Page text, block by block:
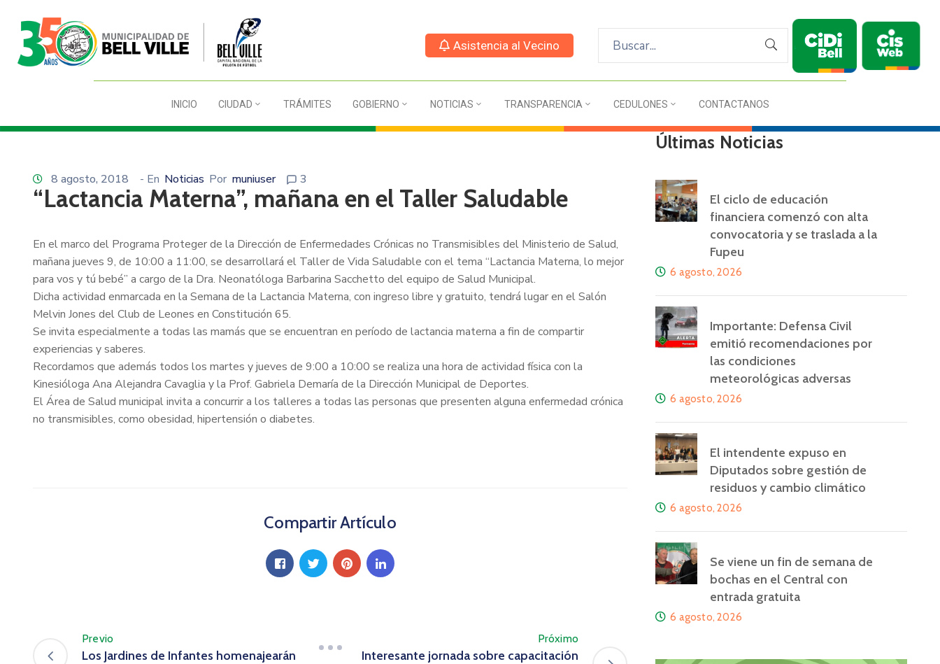
Asistencia al Vecino
INICIO CIUDAD TRÁMITES GOBIERNO NOTICIAS TRANSPARENCIA CEDULONES CONTACTANOS
8 agosto, 2018 - En Noticias Por muniuser 3
“Lactancia Materna”, mañana en el Taller Saludable
En el marco del Programa Proteger de la Dirección de Enfermedades Crónicas no Transmisibles del Ministerio de Salud,
mañana jueves 9, de 10:00 a 11:00, se desarrollará el Taller de Vida Saludable con el tema “Lactancia Materna, lo mejor
para vos y tú bebé” a cargo de la Dra. Neonatóloga Barbarina Sacchetto del equipo de Salud Municipal.
Dicha actividad enmarcada en la Semana de la Lactancia Materna, con ingreso libre y gratuito, tendrá lugar en el Salón
Melvin Jones del Club de Leones en Constitución 65.
Se invita especialmente a todas las mamás que se encuentran en período de lactancia materna a fin de compartir
experiencias y saberes.
Recordamos que además todos los martes y jueves de 9:00 a 10:00 se realiza una hora de actividad física con la
Kinesióloga Ana Alejandra Cavaglia y la Prof. Gabriela Demaría de la Dirección Municipal de Deportes.
El Área de Salud municipal invita a concurrir a los talleres a todas las personas que presenten alguna enfermedad crónica
no transmisibles, como obesidad, hipertensión o diabetes.
Compartir Artículo
Previo
Los Jardines de Infantes homenajearán
Próximo
Interesante jornada sobre capacitación
Últimas Noticias
El ciclo de educación
financiera comenzó con alta
convocatoria y se traslada a la
Fupeu
6 agosto, 2026
Importante: Defensa Civil
emitió recomendaciones por
las condiciones
meteorológicas adversas
6 agosto, 2026
El intendente expuso en
Diputados sobre gestión de
residuos y cambio climático
6 agosto, 2026
Se viene un fin de semana de
bochas en el Central con
entrada gratuita
6 agosto, 2026